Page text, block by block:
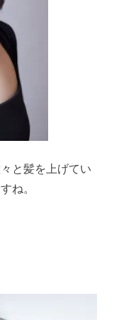
と髪を上げてい
ね。